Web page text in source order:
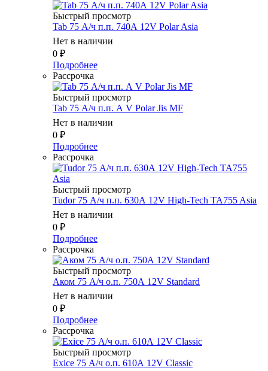
Быстрый просмотр
Tab 75 А/ч п.п. 740А 12V Polar Asia
Нет в наличии
0 ₽
Подробнее
Рассрочка
Быстрый просмотр
Tab 75 А/ч п.п. А V Polar Jis MF
Нет в наличии
0 ₽
Подробнее
Рассрочка
Быстрый просмотр
Tudor 75 А/ч п.п. 630А 12V High-Tech TA755 Asia
Нет в наличии
0 ₽
Подробнее
Рассрочка
Быстрый просмотр
Аком 75 А/ч о.п. 750А 12V Standard
Нет в наличии
0 ₽
Подробнее
Рассрочка
Быстрый просмотр
Exice 75 А/ч о.п. 610А 12V Classic